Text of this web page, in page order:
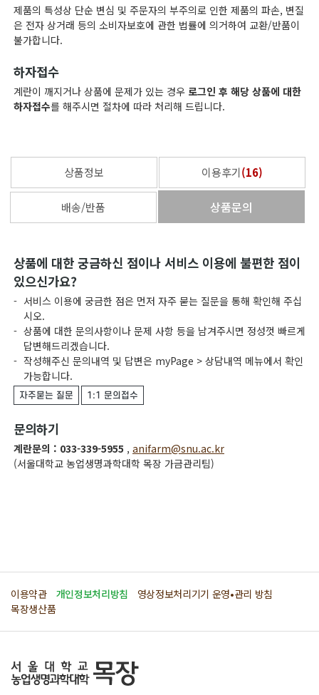
제품의 특성상 단순 변심 및 주문자의 부주의로 인한 제품의 파손, 변질
은 전자 상거래 등의 소비자보호에 관한 법률에 의거하여 교환/반품이
불가합니다.
하자접수
계란이 깨지거나 상품에 문제가 있는 경우 로그인 후 해당 상품에 대한
하자접수를 해주시면 절차에 따라 처리해 드립니다.
상품정보 이용후기(16)
배송/반품 상품문의
상품에 대한 궁금하신 점이나 서비스 이용에 불편한 점이
있으신가요?
- 서비스 이용에 궁금한 점은 먼저 자주 묻는 질문을 통해 확인해 주십
시오.
- 상품에 대한 문의사항이나 문제 사항 등을 남겨주시면 정성껏 빠르게
답변해드리겠습니다.
- 작성해주신 문의내역 및 답변은 myPage > 상담내역 메뉴에서 확인
가능합니다.
자주묻는 질문 1:1 문의접수
문의하기
계란문의 : 033-339-5955 , anifarm@snu.ac.kr
(서울대학교 농업생명과학대학 목장 가금관리팀)
이용약관 개인정보처리방침
영상정보처리기기 운영•관리 방침
목장생산품